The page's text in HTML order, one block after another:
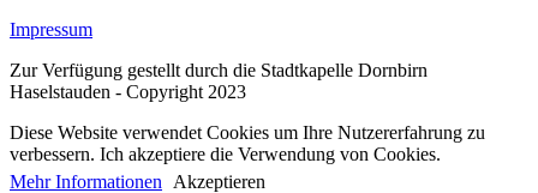
Impressum
Zur Verfügung gestellt durch die Stadtkapelle Dornbirn
Haselstauden - Copyright 2023
Diese Website verwendet Cookies um Ihre Nutzererfahrung zu
verbessern. Ich akzeptiere die Verwendung von Cookies.
Mehr Informationen
Akzeptieren